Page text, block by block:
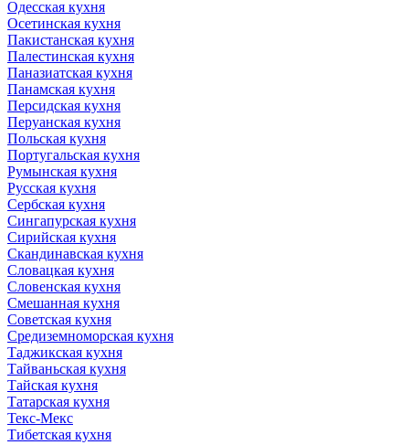
Одесская кухня
Осетинская кухня
Пакистанская кухня
Палестинская кухня
Паназиатская кухня
Панамская кухня
Персидская кухня
Перуанская кухня
Польская кухня
Португальская кухня
Румынская кухня
Русская кухня
Сербская кухня
Сингапурская кухня
Сирийская кухня
Скандинавская кухня
Словацкая кухня
Словенская кухня
Смешанная кухня
Советская кухня
Средиземноморская кухня
Таджикская кухня
Тайваньская кухня
Тайская кухня
Татарская кухня
Текс-Мекс
Тибетская кухня